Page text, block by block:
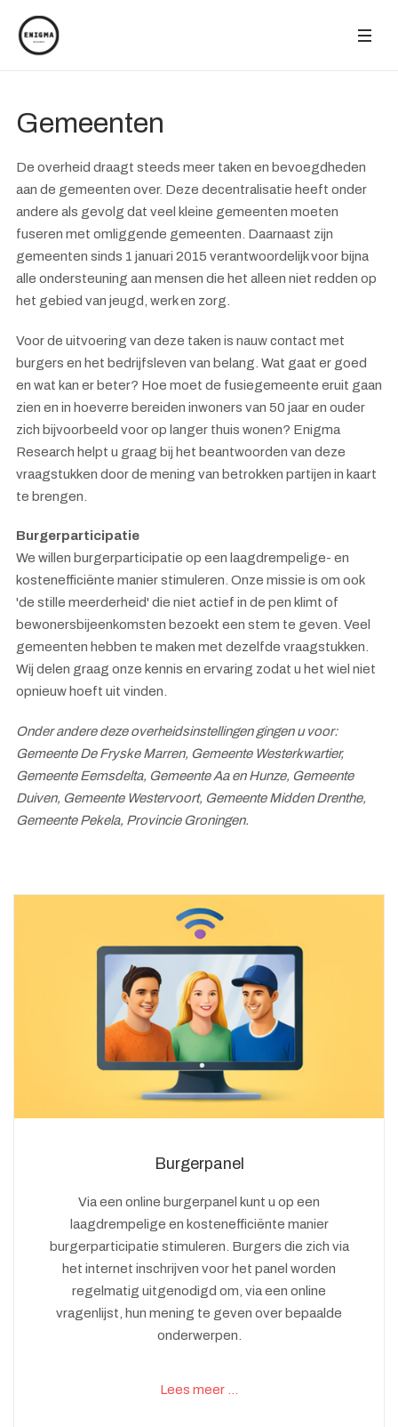
Gemeenten
De overheid draagt steeds meer taken en bevoegdheden
aan de gemeenten over. Deze decentralisatie heeft onder
andere als gevolg dat veel kleine gemeenten moeten
fuseren met omliggende gemeenten. Daarnaast zijn
gemeenten sinds 1 januari 2015 verantwoordelijk voor bijna
alle ondersteuning aan mensen die het alleen niet redden op
het gebied van jeugd, werk en zorg.
Voor de uitvoering van deze taken is nauw contact met
burgers en het bedrijfsleven van belang. Wat gaat er goed
en wat kan er beter? Hoe moet de fusiegemeente eruit gaan
zien en in hoeverre bereiden inwoners van 50 jaar en ouder
zich bijvoorbeeld voor op langer thuis wonen? Enigma
Research helpt u graag bij het beantwoorden van deze
vraagstukken door de mening van betrokken partijen in kaart
te brengen.
Burgerparticipatie
We willen burgerparticipatie op een laagdrempelige- en
kostenefficiënte manier stimuleren. Onze missie is om ook
'de stille meerderheid' die niet actief in de pen klimt of
bewonersbijeenkomsten bezoekt een stem te geven. Veel
gemeenten hebben te maken met dezelfde vraagstukken.
Wij delen graag onze kennis en ervaring zodat u het wiel niet
opnieuw hoeft uit vinden.
Onder andere deze overheidsinstellingen gingen u voor:
Gemeente De Fryske Marren, Gemeente Westerkwartier,
Gemeente Eemsdelta, Gemeente Aa en Hunze, Gemeente
Duiven, Gemeente Westervoort, Gemeente Midden Drenthe,
Gemeente Pekela, Provincie Groningen.
Burgerpanel
Via een online burgerpanel kunt u op een
laagdrempelige en kostenefficiënte manier
burgerparticipatie stimuleren. Burgers die zich via
het internet inschrijven voor het panel worden
regelmatig uitgenodigd om, via een online
vragenlijst, hun mening te geven over bepaalde
onderwerpen.
Lees meer …